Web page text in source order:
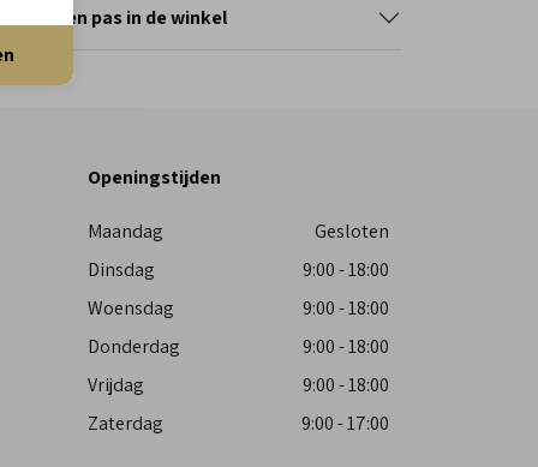
en pas in de winkel
Openingstijden
Maandag
Gesloten
Dinsdag
9:00 - 18:00
Woensdag
9:00 - 18:00
Donderdag
9:00 - 18:00
Vrijdag
9:00 - 18:00
Zaterdag
9:00 - 17:00